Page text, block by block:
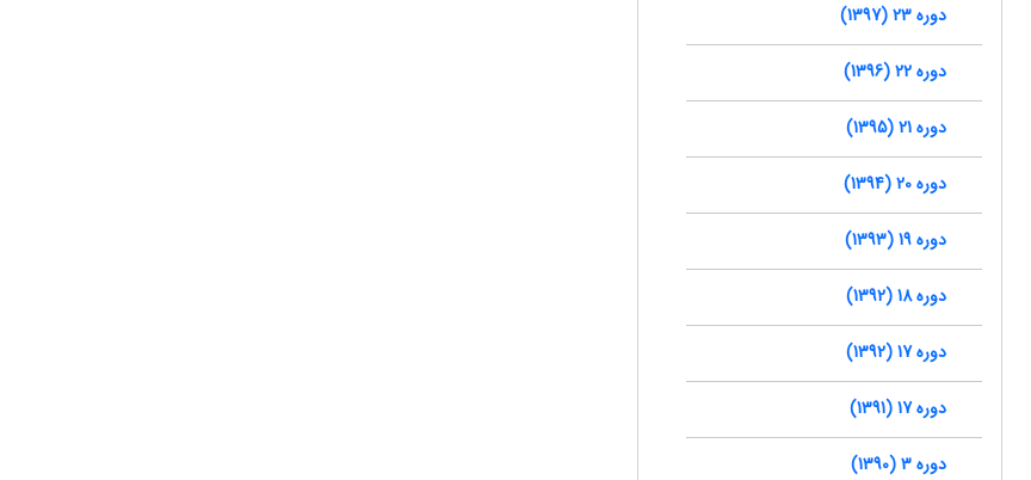
دوره 23 (1397)
دوره 22 (1396)
دوره 21 (1395)
دوره 20 (1394)
دوره 19 (1393)
دوره 18 (1392)
دوره 17 (1392)
دوره 17 (1391)
دوره 3 (1390)